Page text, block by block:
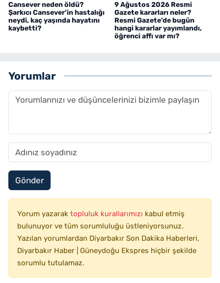
Cansever neden öldü?
Şarkıcı Cansever’in hastalığı
neydi, kaç yaşında hayatını
kaybetti?
9 Ağustos 2026 Resmi
Gazete kararları neler?
Resmi Gazete'de bugün
hangi kararlar yayımlandı,
öğrenci affı var mı?
Yorumlar
Gönder
Yorum yazarak topluluk kurallarımızı kabul etmiş
bulunuyor ve tüm sorumluluğu üstleniyorsunuz.
Yazılan yorumlardan Diyarbakır Son Dakika Haberleri,
Diyarbakır Haber | Güneydoğu Ekspres hiçbir şekilde
sorumlu tutulamaz.